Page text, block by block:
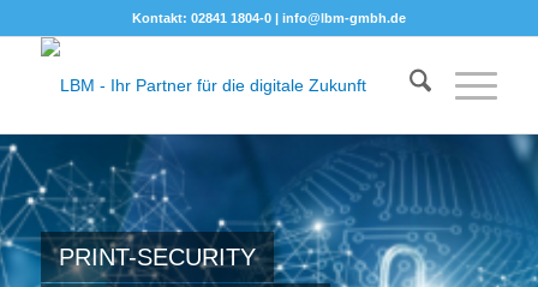
Kontakt: 02841 1804-0 | info@lbm-gmbh.de
PRINT-SECURITY